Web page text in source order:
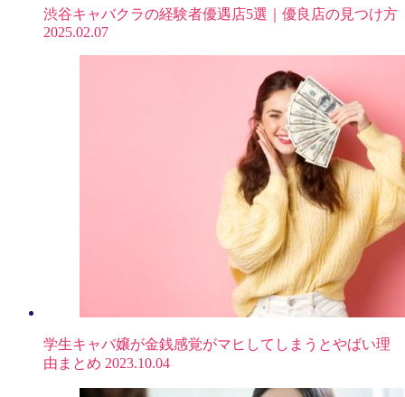
渋谷キャバクラの経験者優遇店5選｜優良店の見つけ方
2025.02.07
学生キャバ嬢が金銭感覚がマヒしてしまうとやばい理
由まとめ 2023.10.04